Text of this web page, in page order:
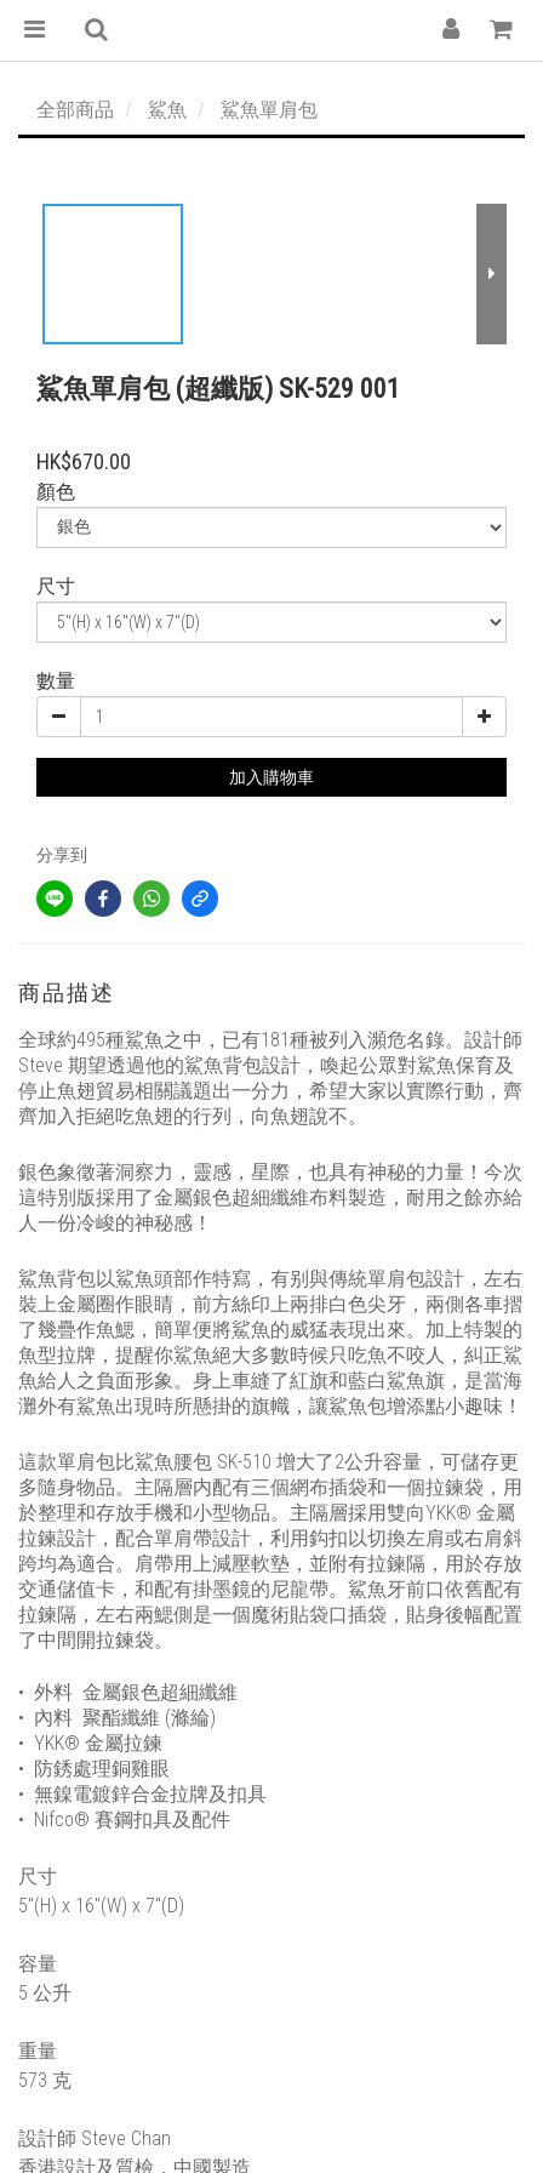
全部商品 鯊魚 鯊魚單肩包
鯊魚單肩包 (超纖版) SK-529 001
HK$670.00
顏色
尺寸
數量
加入購物車
分享到
商品描述
全球約495種鯊魚之中，已有181種被列入瀕危名錄。設計師
Steve 期望透過他的鯊魚背包設計，喚起公眾對鯊魚保育及
停止魚翅貿易相關議題出一分力，希望大家以實際行動，齊
齊加入拒絕吃魚翅的行列，向魚翅說不。
銀色象徵著洞察力，靈感，星際，也具有神秘的力量！今次
這特別版採用了金屬銀色超細纖維布料製造，耐用之餘亦給
人一份冷峻的神秘感！
鯊魚背包以鯊魚頭部作特寫，有别與傳統單肩包設計，左右
裝上金屬圈作眼睛，前方絲印上兩排白色尖牙，兩側各車摺
了幾疊作魚鰓，簡單便將鯊魚的威猛表現出來。加上特製的
魚型拉牌，提醒你鯊魚絕大多數時候只吃魚不咬人，糾正鯊
魚給人之負面形象。身上車縫了紅旗和藍白鯊魚旗，是當海
灘外有鯊魚出現時所懸掛的旗幟，讓鯊魚包增添點小趣味！
這款單肩包比鯊魚腰包 SK-510 增大了2公升容量，可儲存更
多隨身物品。主隔層内配有三個網布插袋和一個拉鍊袋，用
於整理和存放手機和小型物品。主隔層採用雙向YKK® 金屬
拉鍊設計，配合單肩帶設計，利用鈎扣以切換左肩或右肩斜
跨均為適合。肩帶用上減壓軟墊，並附有拉鍊隔，用於存放
交通儲值卡，和配有掛墨鏡的尼龍帶。鯊魚牙前口依舊配有
拉鍊隔，左右兩鰓側是一個魔術貼袋口插袋，貼身後幅配置
了中間開拉鍊袋。
• 外料 金屬銀色超細纖維
• 內料 聚酯纖維 (滌綸)
• YKK® 金屬拉鍊
• 防銹處理銅雞眼
• 無鎳電鍍鋅合金拉牌及扣具
• Nifco® 賽鋼扣具及配件
尺寸
5"(H) x 16"(W) x 7"(D)
容量
5 公升
重量
573 克
設計師 Steve Chan
香港設計及質檢，中國製造